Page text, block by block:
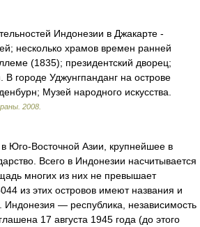
Индонезии в Джакарте -
несколько храмов времен ранней
(1835); президентский дворец;
городе Уджунгпанданг на острове
Музей народного искусства.
2008
Юго-Восточной Азии, крупнейшее в
Всего в Индонезии насчитывается
многих из них не превышает
из этих островов имеют названия и
Индонезия — республика, независимость
17 августа 1945 года (до этого